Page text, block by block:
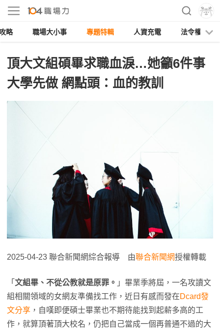
略 職場大小事 專題特輯 人資充電 法令權益
頂大文組碩畢求職血淚…她籲6件事
大學先做 網點頭：血的教訓
2025-04-23 聯合新聞網綜合報導 由聯合新聞網授權轉載
「 文組畢、不從公教就是原罪。 」畢業季將屆，一名攻讀文
組相關領域的女網友準備找工作，近日有感而發在Dcard發
文分享 ，自嘆即便碩士畢業也不期待能找到起薪多高的工
作，就算頂著頂大校名，仍把自己當成一個再普通不過的大